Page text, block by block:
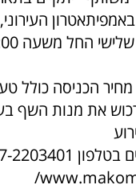
מחיר הכניסה